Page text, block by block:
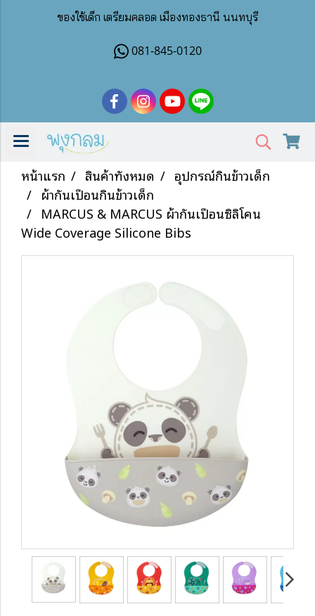
ของใช้เด็ก เตรียมคลอด เมืองทองธานี นนทบุรี
081-845-0120
หน้าแรก สินค้าทั้งหมด
อุปกรณ์กินข้าวเด็ก
ผ้ากันเปื้อนกินข้าวเด็ก
MARCUS & MARCUS ผ้ากันเปื้อนซิลิโคน
Wide Coverage Silicone Bibs